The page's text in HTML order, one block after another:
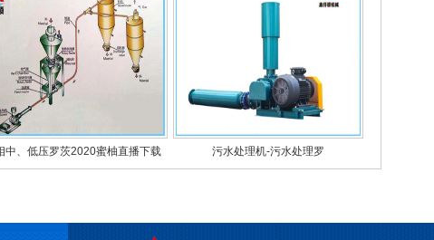
中、低压罗茨2020蜜柚直播下载 污水处理机-污水处理罗